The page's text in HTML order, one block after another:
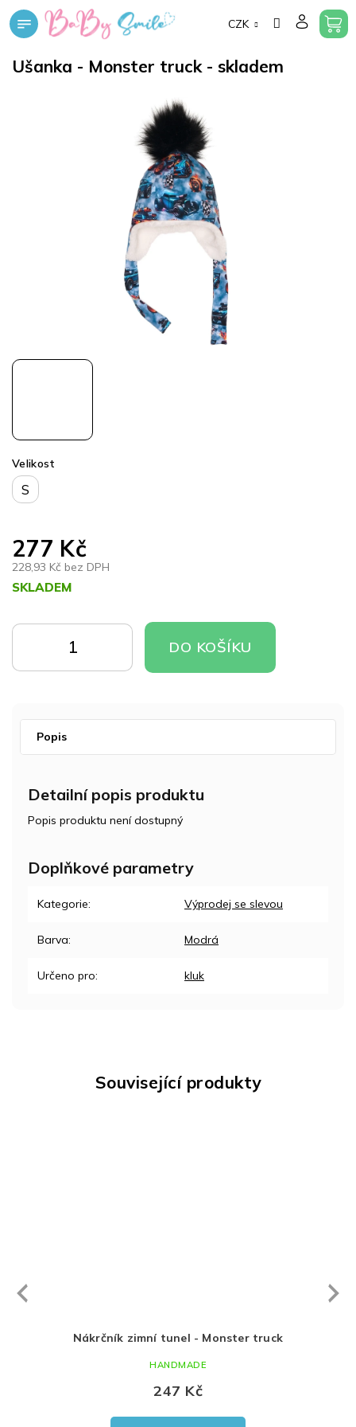
Přejít
na
CZK
Ušanka - Monster truck - skladem
277 Kč
228,93 Kč bez DPH
SKLADEM
cena:
Velikost
S
KOŠÍKU
KOŠÍKU
DO KOŠÍKU
Související produkty
Nákrčník zimní tunel - Monster truck
247 Kč
HANDMADE
Next
Popis
Detailní popis produktu
Popis produktu není dostupný
Doplňkové parametry
Kategorie: Výprodej se slevou
Barva: Modrá
Určeno pro: kluk